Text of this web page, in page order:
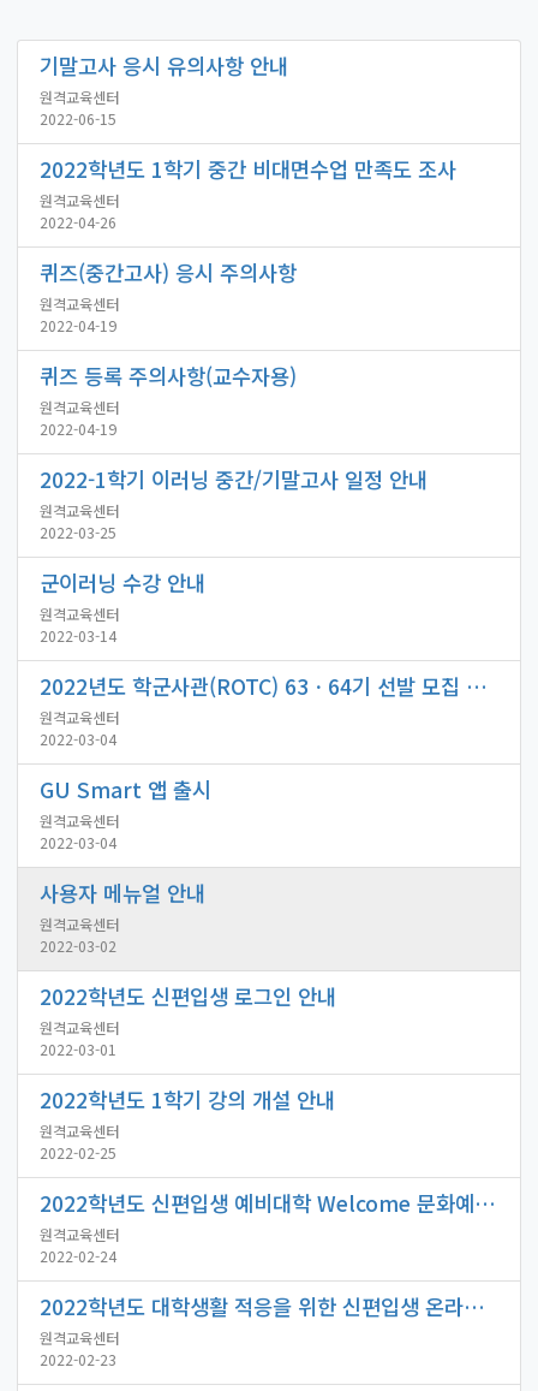
기말고사 응시 유의사항 안내
원격교육센터
2022-06-15
2022학년도 1학기 중간 비대면수업 만족도 조사
원격교육센터
2022-04-26
퀴즈(중간고사) 응시 주의사항
원격교육센터
2022-04-19
퀴즈 등록 주의사항(교수자용)
원격교육센터
2022-04-19
2022-1학기 이러닝 중간/기말고사 일정 안내
원격교육센터
2022-03-25
군이러닝 수강 안내
원격교육센터
2022-03-14
2022년도 학군사관(ROTC) 63ㆍ64기 선발 모집 안내
원격교육센터
2022-03-04
GU Smart 앱 출시
원격교육센터
2022-03-04
사용자 메뉴얼 안내
원격교육센터
2022-03-02
2022학년도 신편입생 로그인 안내
원격교육센터
2022-03-01
2022학년도 1학기 강의 개설 안내
원격교육센터
2022-02-25
2022학년도 신편입생 예비대학 Welcome 문화예술공연 안내
원격교육센터
2022-02-24
2022학년도 대학생활 적응을 위한 신편입생 온라인 예비대학 수강 안내
원격교육센터
2022-02-23